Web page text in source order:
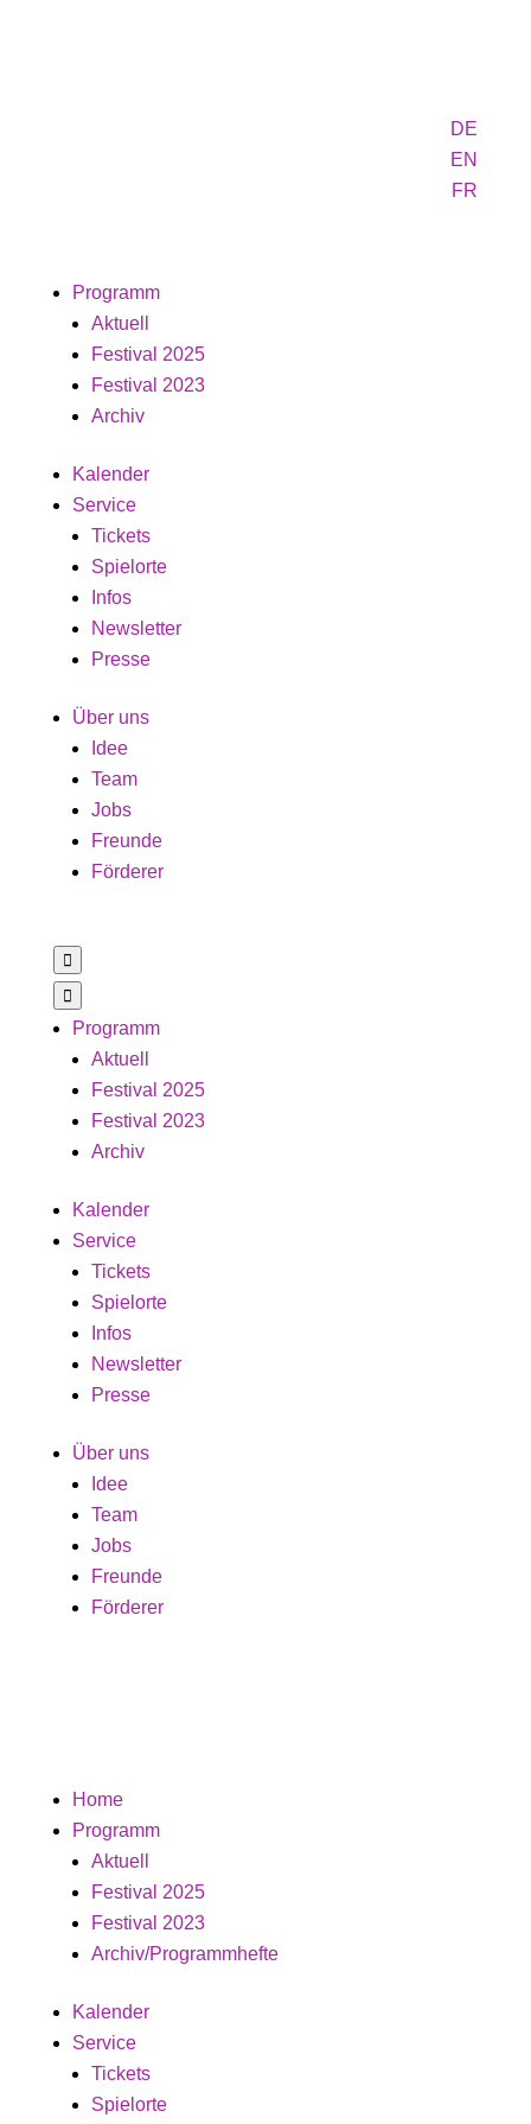
DE
EN
FR
Programm
Aktuell
Festival 2025
Festival 2023
Archiv
Kalender
Service
Tickets
Spielorte
Infos
Newsletter
Presse
Über uns
Idee
Team
Jobs
Freunde
Förderer


Programm
Aktuell
Festival 2025
Festival 2023
Archiv
Kalender
Service
Tickets
Spielorte
Infos
Newsletter
Presse
Über uns
Idee
Team
Jobs
Freunde
Förderer
Home
Programm
Aktuell
Festival 2025
Festival 2023
Archiv/Programmhefte
Kalender
Service
Tickets
Spielorte